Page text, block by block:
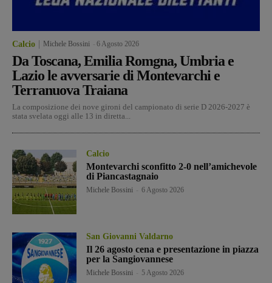
Calcio Michele Bossini 6 Agosto 2026
Da Toscana, Emilia Romgna, Umbria e
Lazio le avversarie di Montevarchi e
Terranuova Traiana
La composizione dei nove gironi del campionato di serie D 2026-2027 è
stata svelata oggi alle 13 in diretta...
Calcio
Montevarchi sconfitto 2-0 nell’amichevole
di Piancastagnaio
Michele Bossini 6 Agosto 2026
San Giovanni Valdarno
Il 26 agosto cena e presentazione in piazza
per la Sangiovannese
Michele Bossini 5 Agosto 2026